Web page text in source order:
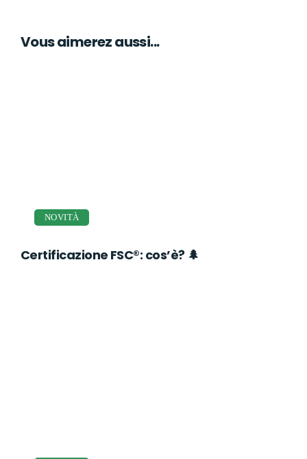
Vous aimerez aussi...
NOVITÀ
Certificazione FSC®: cos’è? 🌲